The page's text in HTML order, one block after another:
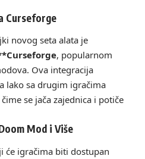
Curseforge
novog seta alata je
, popularnom
Ova integracija
lako sa drugim igračima
se jača zajednica i potiče
Mod i Više
će igračima biti dostupan